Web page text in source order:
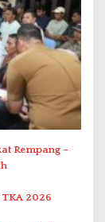
Rempang –
2026